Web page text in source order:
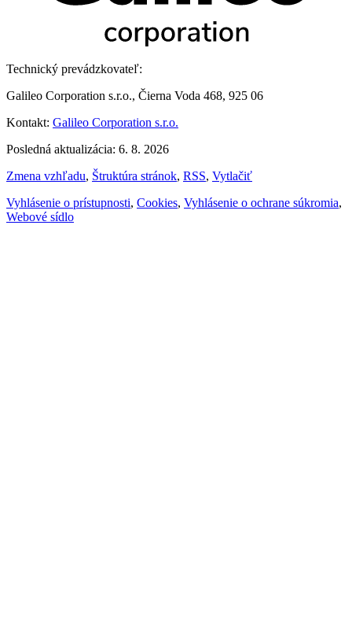
Technický prevádzkovateľ:
Galileo Corporation s.r.o., Čierna Voda 468, 925 06
Kontakt: Galileo Corporation s.r.o.
Posledná aktualizácia: 6. 8. 2026
Zmena vzhľadu, Štruktúra stránok, RSS, Vytlačiť
Vyhlásenie o prístupnosti, Cookies, Vyhlásenie o ochrane súkromia,
Webové sídlo